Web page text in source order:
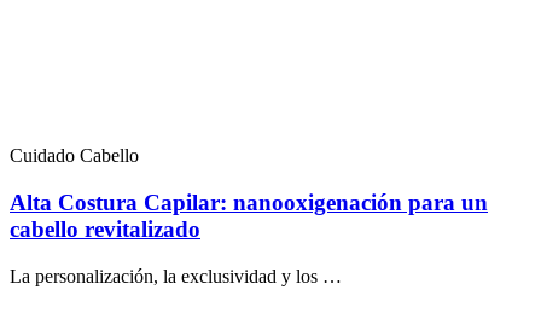
Cuidado Cabello
Alta Costura Capilar: nanooxigenación para un
cabello revitalizado
La personalización, la exclusividad y los …